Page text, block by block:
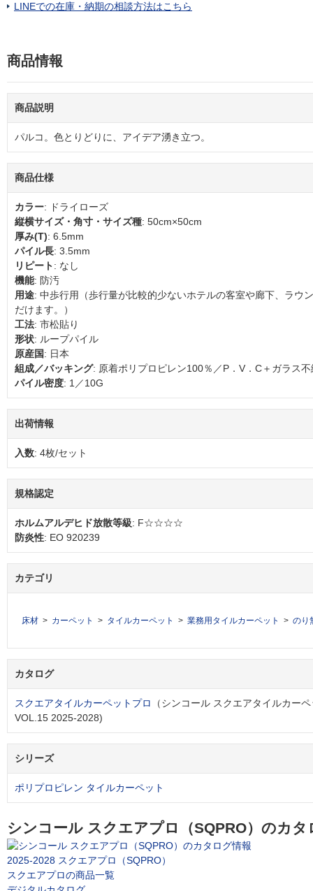
LINEでの在庫・納期の相談方法はこちら
商品情報
商品説明
パルコ。色とりどりに、アイデア湧き立つ。
商品仕様
カラー: ドライローズ
縦横サイズ・角寸・サイズ種: 50cm×50cm
厚み(T): 6.5mm
パイル長: 3.5mm
リピート: なし
機能: 防汚
用途: 中歩行用（歩行量が比較的少ないホテルの客室や廊下、ラウ
だけます。）
工法: 市松貼り
形状: ループパイル
原産国: 日本
組成／バッキング: 原着ポリプロピレン100％／P．V．C＋ガラス不
パイル密度: 1／10G
出荷情報
入数: 4枚/セット
規格認定
ホルムアルデヒド放散等級: F☆☆☆☆
防炎性: EO 920239
カテゴリ
床材 カーペット タイルカーペット 業務用タイルカーペット のり
カタログ
スクエアタイルカーペットプロ
（シンコール スクエアタイルカー
VOL.15 2025-2028)
シリーズ
ポリプロピレン タイルカーペット
シンコール スクエアプロ（SQPRO）のカタ
2025-2028 スクエアプロ（SQPRO）
スクエアプロの商品一覧